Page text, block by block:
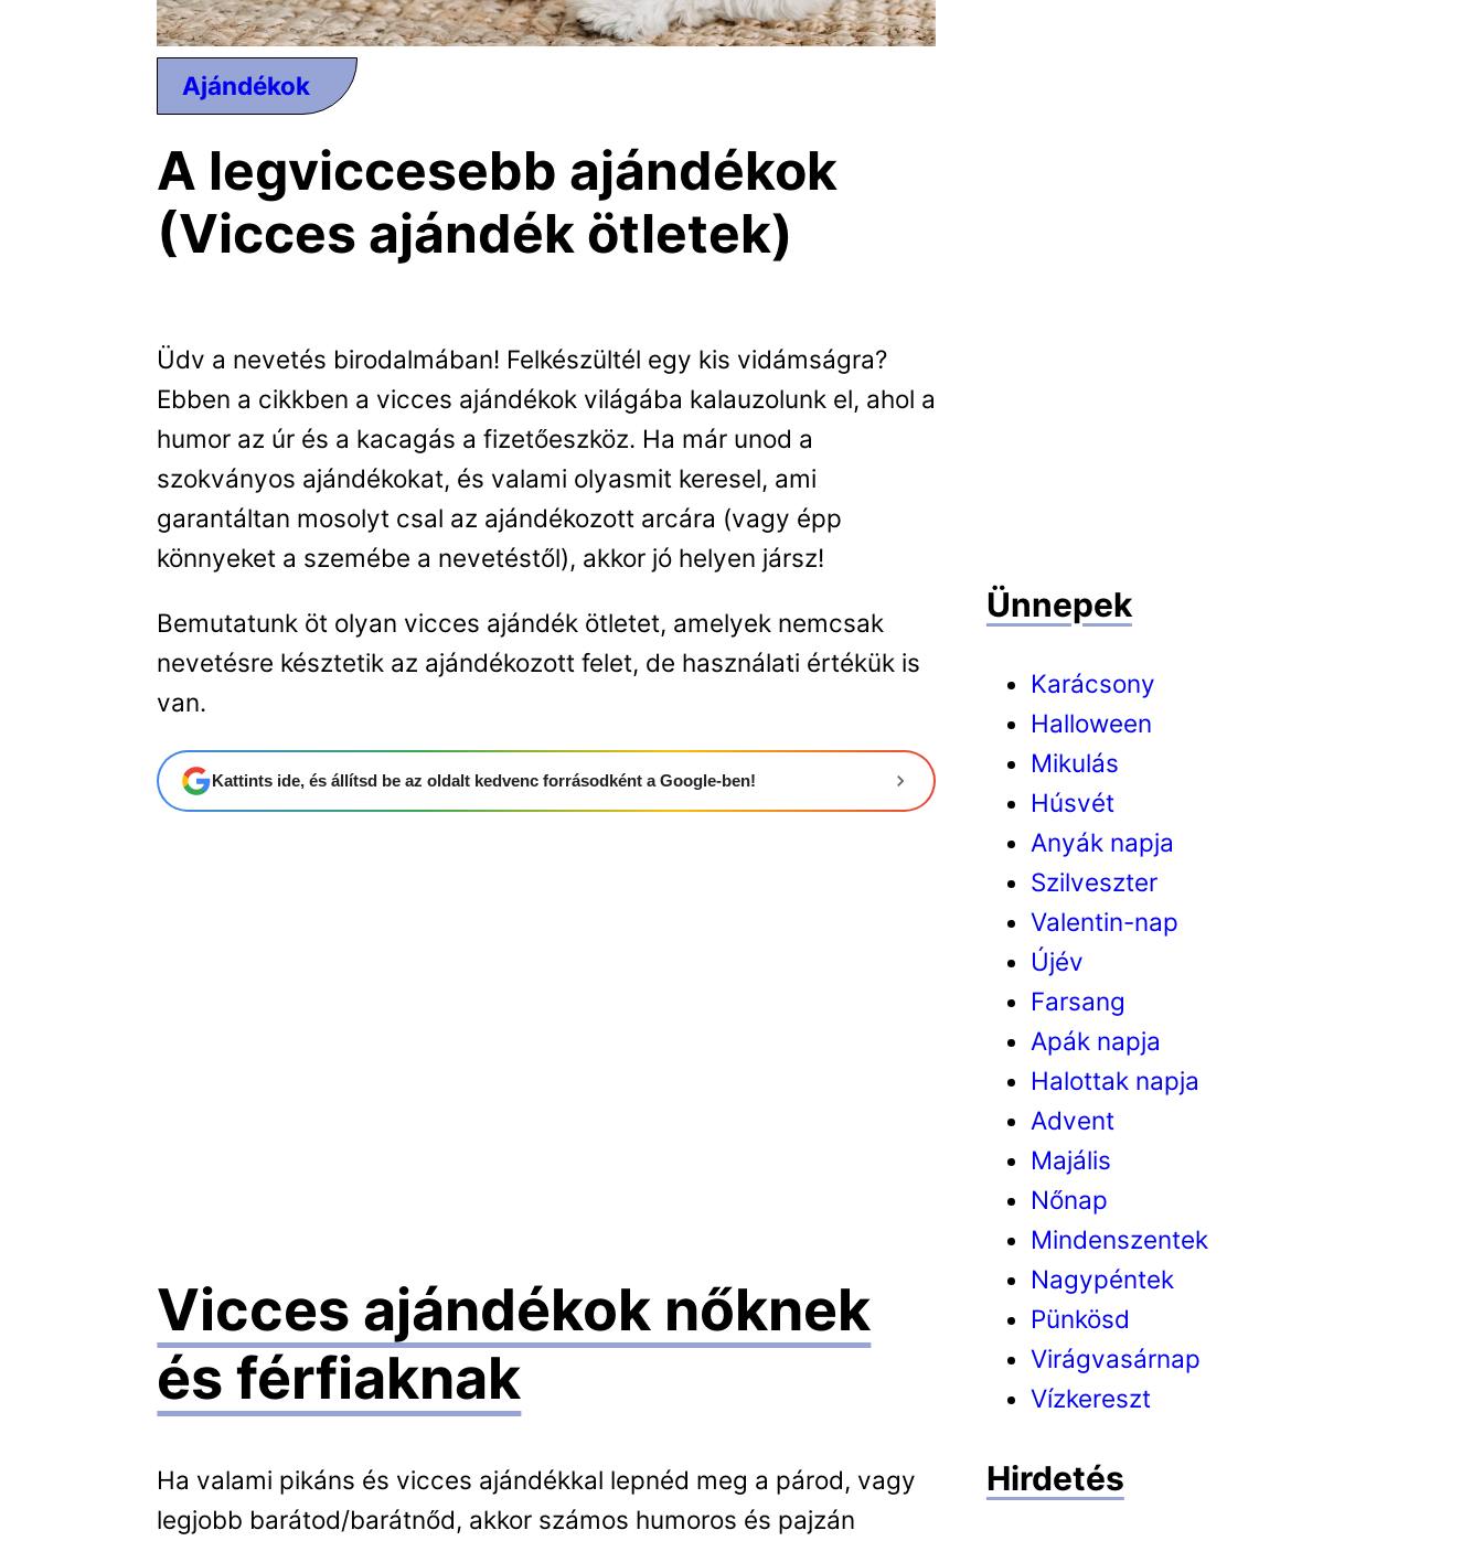
Ajándékok
A legviccesebb ajándékok
(Vicces ajándék ötletek)
Üdv a nevetés birodalmában! Felkészültél egy kis vidámságra?
Ebben a cikkben a vicces ajándékok világába kalauzolunk el, ahol a
humor az úr és a kacagás a fizetőeszköz. Ha már unod a
szokványos ajándékokat, és valami olyasmit keresel, ami
garantáltan mosolyt csal az ajándékozott arcára (vagy épp
könnyeket a szemébe a nevetéstől), akkor jó helyen jársz!
Bemutatunk öt olyan vicces ajándék ötletet, amelyek nemcsak
nevetésre késztetik az ajándékozott felet, de használati értékük is
van.
Kattints ide, és állítsd be az oldalt kedvenc forrásodként a Google-ben!
Vicces ajándékok nőknek
és férfiaknak
Ha valami pikáns és vicces ajándékkal lepnéd meg a párod, vagy
legjobb barátod/barátnőd, akkor számos humoros és pajzán
Ünnepek
Karácsony
Halloween
Mikulás
Húsvét
Anyák napja
Szilveszter
Valentin-nap
Újév
Farsang
Apák napja
Halottak napja
Advent
Majális
Nőnap
Mindenszentek
Nagypéntek
Pünkösd
Virágvasárnap
Vízkereszt
Hirdetés